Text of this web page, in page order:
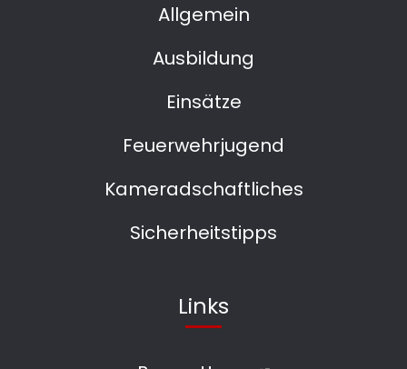
Allgemein
Ausbildung
Einsätze
Feuerwehrjugend
Kameradschaftliches
Sicherheitstipps
Links